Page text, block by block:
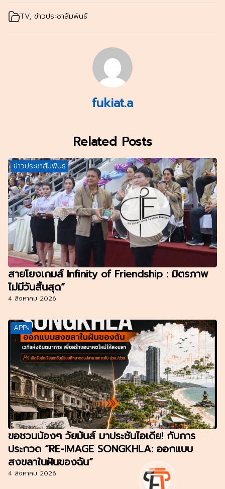
TV, ข่าวประชาสัมพันธ์
fukiat.a
Related Posts
ข่าวประชาสัมพันธ์
สายโยงเกมส์ Infinity of Friendship : มิตรภาพ
ไม่มีวันสิ้นสุด”
4 สิงหาคม 2026
APPs
ขอชวนน้องๆ วัยมันส์ มาประชันไอเดีย! กับการ
ประกวด “RE-IMAGE SONGKHLA: ออกแบบ
สงขลาในฝันของฉัน”
4 สิงหาคม 2026